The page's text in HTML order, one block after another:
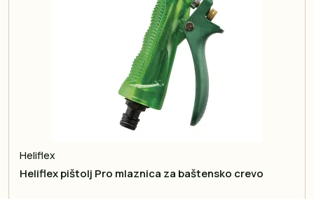
Heliflex
Heliflex pištolj Pro mlaznica za baštensko crevo